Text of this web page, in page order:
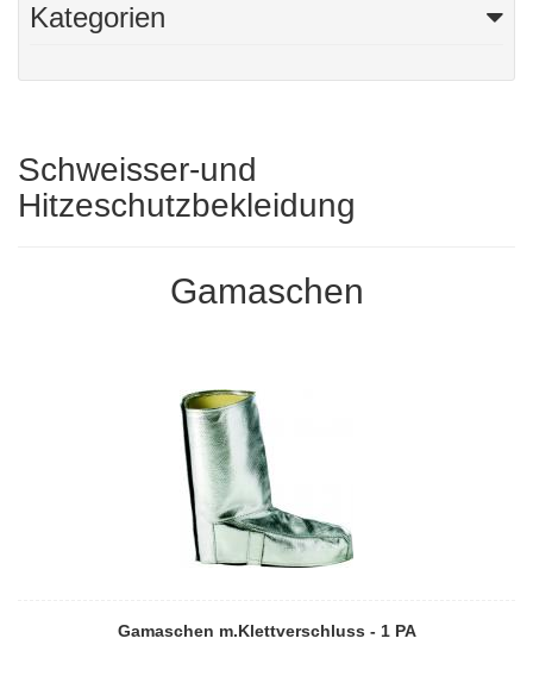
Kategorien
Schweisser-und
Hitzeschutzbekleidung
Gamaschen
Gamaschen m.Klettverschluss - 1 PA